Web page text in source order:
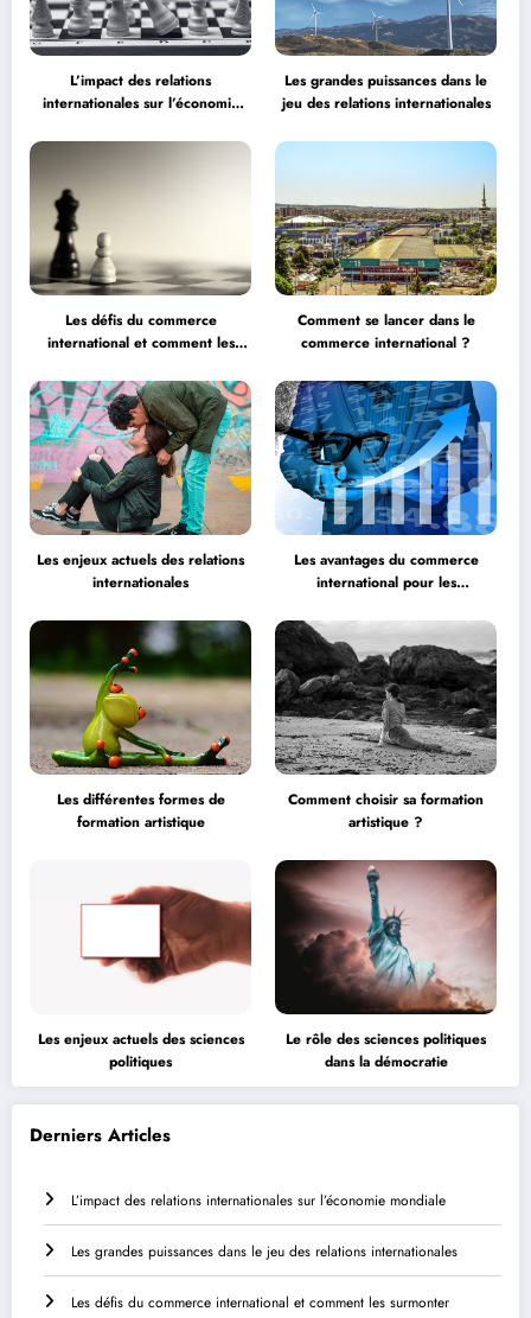
L’impact des relations
internationales sur l’économie
Les grandes puissances dans le
jeu des relations internationales
Les défis du commerce
international et comment les
Comment se lancer dans le
commerce international ?
Les enjeux actuels des relations
internationales
Les avantages du commerce
international pour les
Les différentes formes de
formation artistique
Comment choisir sa formation
artistique ?
Les enjeux actuels des sciences
politiques
Le rôle des sciences politiques
dans la démocratie
Derniers Articles
L’impact des relations internationales sur l’économie mondiale
Les grandes puissances dans le jeu des relations internationales
Les défis du commerce international et comment les surmonter